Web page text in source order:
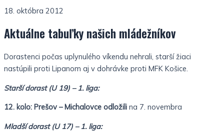
18. októbra 2012
Aktuálne tabuľky našich mládežníkov
Dorastenci počas uplynulého víkendu nehrali, starší žiaci
nastúpili proti Lipanom aj v dohrávke proti MFK Košice.
Starší dorast (U 19) – 1. liga:
12. kolo: Prešov – Michalovce odložili na 7. novembra
Mladší dorast (U 17) – 1. liga: